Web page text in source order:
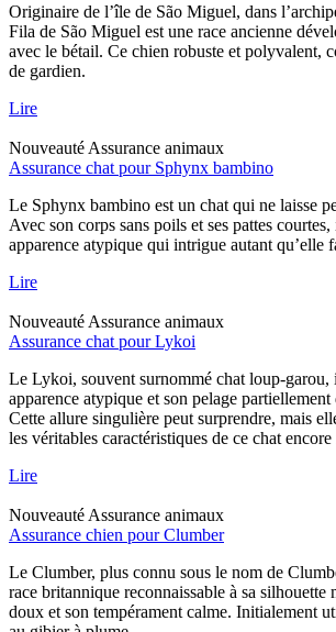
Originaire de l’île de São Miguel, dans
Fila de São Miguel est une race ancienne
avec le bétail. Ce chien robuste et polyvalent,
de gardien.
Lire
Nouveauté Assurance animaux
Assurance chat pour Sphynx bambino
Le Sphynx bambino est un chat qui ne laisse
Avec son corps sans poils et ses pattes
apparence atypique qui intrigue autant qu’elle
Lire
Nouveauté Assurance animaux
Assurance chat pour Lykoi
Le Lykoi, souvent surnommé chat loup-garou,
apparence atypique et son pelage
Cette allure singulière peut surprendre, mais
les véritables caractéristiques de ce chat encore
Lire
Nouveauté Assurance animaux
Assurance chien pour Clumber
Le Clumber, plus connu sous le nom de
race britannique reconnaissable à sa silhouette
doux et son tempérament calme. Initialement